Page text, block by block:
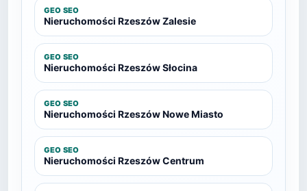
GEO SEO
Nieruchomości Rzeszów Zalesie
GEO SEO
Nieruchomości Rzeszów Słocina
GEO SEO
Nieruchomości Rzeszów Nowe Miasto
GEO SEO
Nieruchomości Rzeszów Centrum